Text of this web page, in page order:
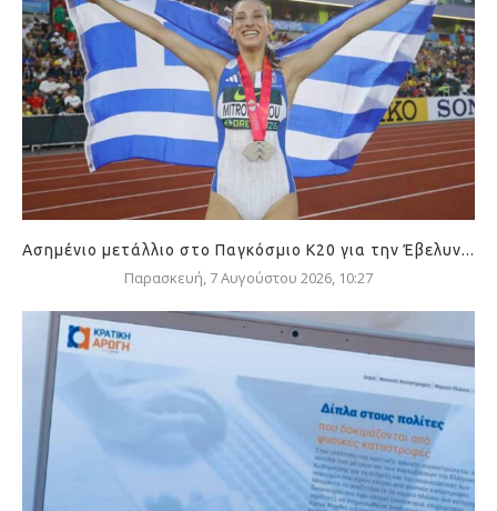
Ασημένιο μετάλλιο στο Παγκόσμιο Κ20 για την Έβελυν...
Παρασκευή, 7 Αυγούστου 2026, 10:27